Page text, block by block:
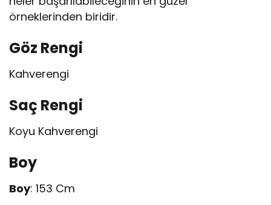
örneklerinden biridir.
Göz Rengi
Kahverengi
Saç Rengi
Koyu Kahverengi
Boy
Boy: 153 Cm